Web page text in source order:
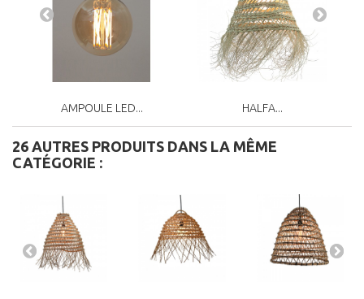
AMPOULE LED... HALFA...
26 AUTRES PRODUITS DANS LA MÊME
CATÉGORIE :